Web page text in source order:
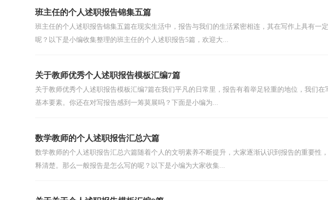
班主任的个人述职报告锦集五篇
班主任的个人述职报告锦集五篇在现实生活中，报告与我们的生活紧密相连，其在写作上具有一
呢？以下是小编收集整理的班主任的个人述职报告5篇，欢迎大...
关于教师优秀个人述职报告模板汇编7篇
关于教师优秀个人述职报告模板汇编7篇在我们平凡的日常里，报告有着举足轻重的地位，我们
基本要素。你还在对写报告感到一筹莫展吗？下面是小编为...
数学教师的个人述职报告汇总六篇
数学教师的个人述职报告汇总六篇随着个人的文明素养不断提升，大家逐渐认识到报告的重要性
释清楚。那么一般报告是怎么写的呢？以下是小编为大家收集...